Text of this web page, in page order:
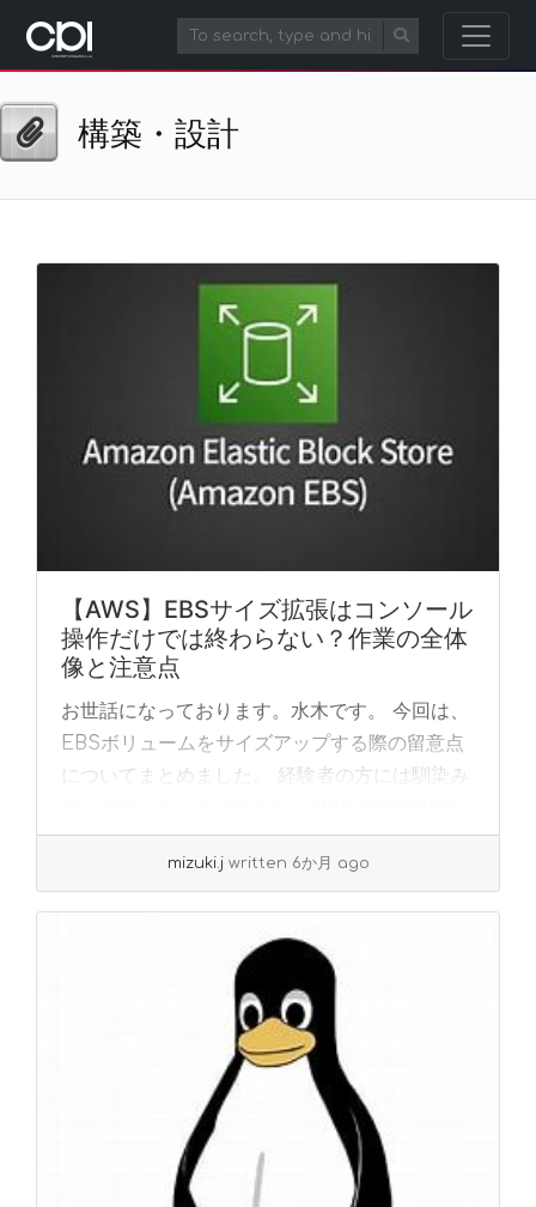
構築・設計
【AWS】EBSサイズ拡張はコンソール
操作だけでは終わらない？作業の全体
像と注意点
お世話になっております。水木です。 今回は、
EBSボリュームをサイズアップする際の留意点
についてまとめました。 経験者の方には馴染み
浅い方や初めて対応する方が、「コンソールで
read more
mizuki.j written 6か月 ago